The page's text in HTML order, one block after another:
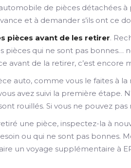
de pièces détachées à
et à demander s’ils ont ce
pièces avant de les retirer.
pièces qui ne sont pas bonnes…
avant de la retirer, c’est encore
auto, comme vous le faites à
avez suivi la première étape.
rouillés. Si vous ne pouvez
une pièce, inspectez-la à
ou qui ne sont pas bonnes.
un voyage supplémentaire à